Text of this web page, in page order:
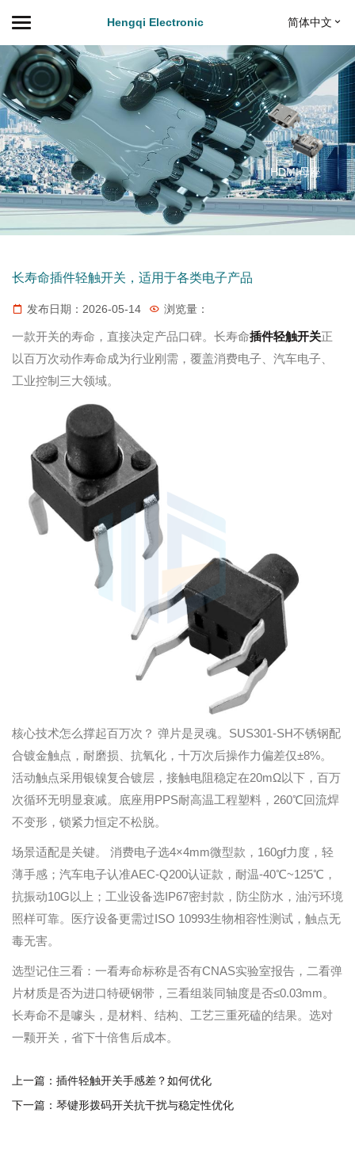
Hengqi Electronic 简体中文
多功能五向开关 大电流拨动开关 HDMI母座
长寿命插件轻触开关，适用于各类电子产品
发布日期：2026-05-14 浏览量：
一款开关的寿命，直接决定产品口碑。长寿命插件轻触开关正
以百万次动作寿命成为行业刚需，覆盖消费电子、汽车电子、
工业控制三大领域。
核心技术怎么撑起百万次？ 弹片是灵魂。SUS301-SH不锈钢配
合镀金触点，耐磨损、抗氧化，十万次后操作力偏差仅±8%。
活动触点采用银镍复合镀层，接触电阻稳定在20mΩ以下，百万
次循环无明显衰减。底座用PPS耐高温工程塑料，260℃回流焊
不变形，锁紧力恒定不松脱。
场景适配是关键。 消费电子选4×4mm微型款，160gf力度，轻
薄手感；汽车电子认准AEC-Q200认证款，耐温-40℃~125℃，
抗振动10G以上；工业设备选IP67密封款，防尘防水，油污环境
照样可靠。医疗设备更需过ISO 10993生物相容性测试，触点无
毒无害。
选型记住三看：一看寿命标称是否有CNAS实验室报告，二看弹
片材质是否为进口特硬钢带，三看组装同轴度是否≤0.03mm。
长寿命不是噱头，是材料、结构、工艺三重死磕的结果。选对
一颗开关，省下十倍售后成本。
上一篇： 插件轻触开关手感差？如何优化
下一篇： 琴键形拨码开关抗干扰与稳定性优化